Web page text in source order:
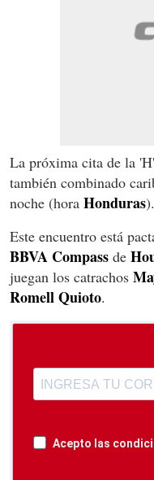
La próxima cita de la
también combinado
noche (hora Honduras).
Este encuentro está
BBVA Compass de
juegan los catrachos
Romell Quioto.
Acepto las